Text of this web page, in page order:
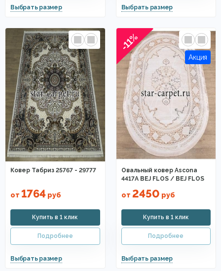
Ковер Табриз 25767 - 29777
от 1764 руб
-11%
Овальный ковер Ascona
4417A BEJ FLOS / BEJ FLOS
от 2450 руб